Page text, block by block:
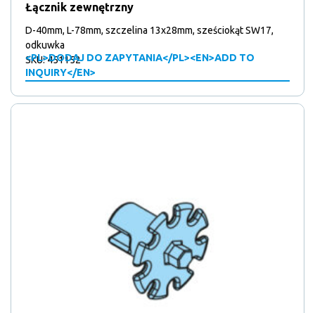
Łącznik zewnętrzny
D-40mm, L-78mm, szczelina 13x28mm, sześciokąt SW17,
odkuwka
<PL>DODAJ DO ZAPYTANIA</PL><EN>ADD TO
INQUIRY</EN>
SKU: 451152